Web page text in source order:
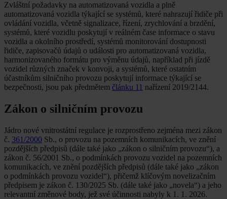
Zvláštní požadavky na automatizovaná vozidla a plně
automatizovaná vozidla týkající se systémů, které nahrazují řidiče při
ovládání vozidla, včetně signalizace, řízení, zrychlování a brzdění,
systémů, které vozidlu poskytují v reálném čase informace o stavu
vozidla a okolního prostředí, systémů monitorování dostupnosti
řidiče, zapisovačů údajů o události pro automatizovaná vozidla,
harmonizovaného formátu pro výměnu údajů, například při jízdě
vozidel různých značek v konvoji, a systémů, které ostatním
účastníkům silničního provozu poskytují informace týkající se
bezpečnosti, jsou pak předmětem článku 11 nařízení 2019/2144.
Zákon o silničním provozu
Jádro nové vnitrostátní regulace je rozprostřeno zejména mezi zákon
č. 361/2000 Sb., o provozu na pozemních komunikacích, ve znění
pozdějších předpisů (dále také jako „zákon o silničním provozu“), a
zákon č. 56/2001 Sb., o podmínkách provozu vozidel na pozemních
komunikacích, ve znění pozdějších předpisů (dále také jako „zákon
o podmínkách provozu vozidel“), přičemž klíčovým novelizačním
předpisem je zákon č. 130/2025 Sb. (dále také jako „novela“) a jeho
relevantní změnové body, jež své účinnosti nabyly k 1. 1. 2026.